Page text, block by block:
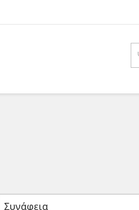
Συνάφεια